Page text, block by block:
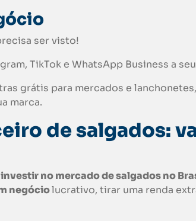
ser visto!
TikTok e WhatsApp Business a
grátis para mercados e
marca.
de salgados:
no mercado de salgados no
negóciolucrativo, tirar uma renda